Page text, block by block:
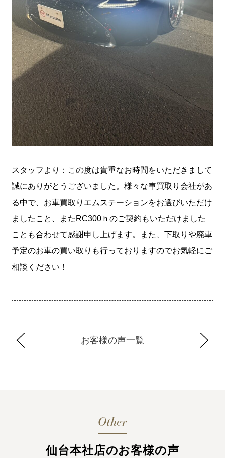
スタッフより：この度は貴重なお時間をいただきまして
誠にありがとうございました。様々な車買取り会社があ
る中で、お車買取りエムステーションをお選びいただけ
ましたこと、またRC300ｈのご契約もいただけました
ことも合わせて感謝申し上げます。また、下取りや廃車
予定のお車の買い取りも行っておりますのでお気軽にご
相談ください！
お客様の声一覧
Other
仙台本社店のお客様の声